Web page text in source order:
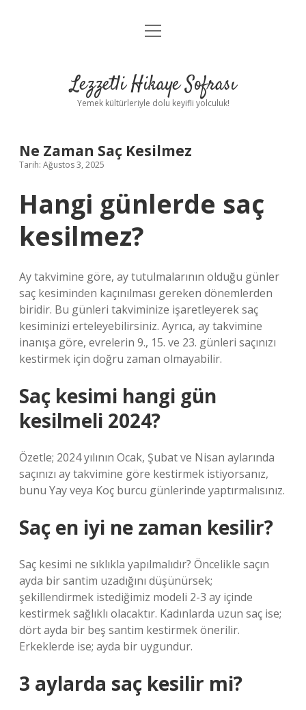
Anasayfa
Yasal Uyarı
menüyü
Lezzetli Hikaye Sofrası
Yemek kültürleriyle dolu keyifli yolculuk!
Ne Zaman Saç Kesilmez
Tarih: Ağustos 3, 2025
Hangi günlerde saç
kesilmez?
Ay takvimine göre, ay tutulmalarının olduğu günler
saç kesiminden kaçınılması gereken dönemlerden
biridir. Bu günleri takviminize işaretleyerek saç
kesiminizi erteleyebilirsiniz. Ayrıca, ay takvimine
inanışa göre, evrelerin 9., 15. ve 23. günleri saçınızı
kestirmek için doğru zaman olmayabilir.
Saç kesimi hangi gün
kesilmeli 2024?
Özetle; 2024 yılının Ocak, Şubat ve Nisan aylarında
saçınızı ay takvimine göre kestirmek istiyorsanız,
bunu Yay veya Koç burcu günlerinde yaptırmalısınız.
Saç en iyi ne zaman kesilir?
Saç kesimi ne sıklıkla yapılmalıdır? Öncelikle saçın
ayda bir santim uzadığını düşünürsek;
şekillendirmek istediğimiz modeli 2-3 ay içinde
kestirmek sağlıklı olacaktır. Kadınlarda uzun saç ise;
dört ayda bir beş santim kestirmek önerilir.
Erkeklerde ise; ayda bir uygundur.
3 aylarda saç kesilir mi?